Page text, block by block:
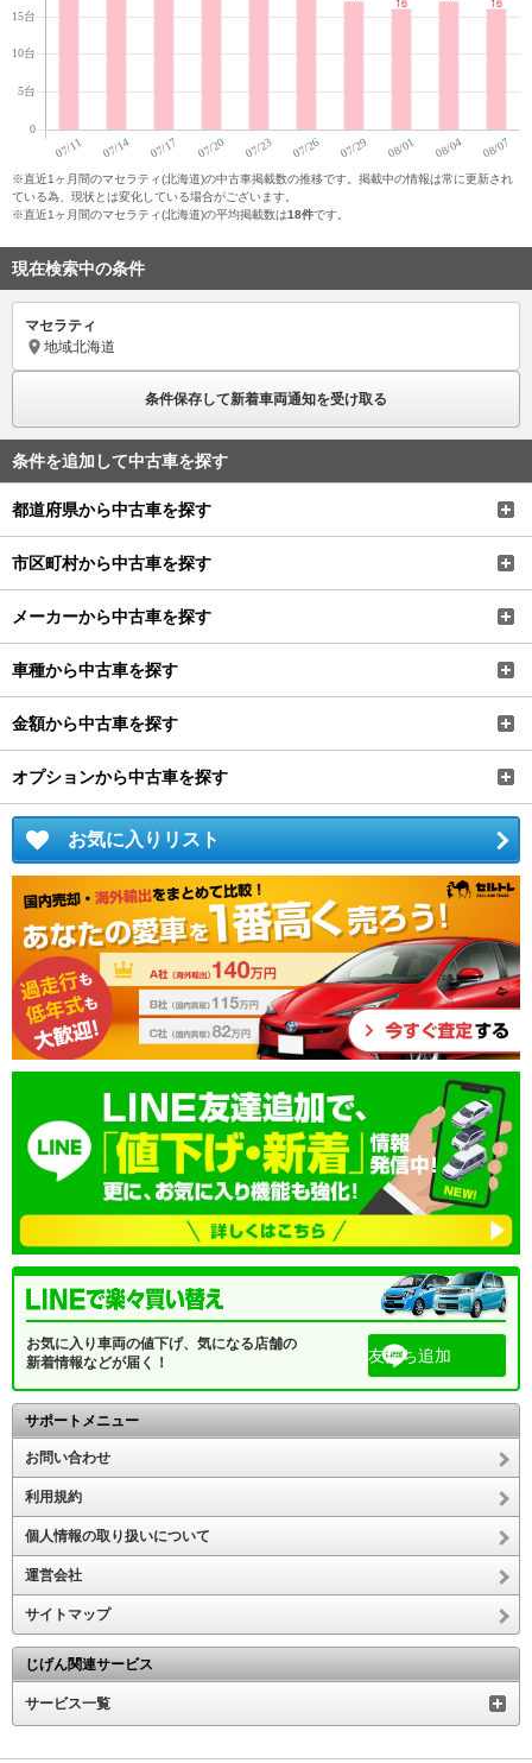
※直近1ヶ月間のマセラティ(北海道)の中古車掲載数の推移です。掲載中の情報は常に更新され
ている為、現状とは変化している場合がございます。
※直近1ヶ月間のマセラティ(北海道)の平均掲載数は18件です。
現在検索中の条件
マセラティ
地域北海道
条件保存して新着車両通知を受け取る
条件を追加して中古車を探す
都道府県から中古車を探す
市区町村から中古車を探す
メーカーから中古車を探す
車種から中古車を探す
金額から中古車を探す
オプションから中古車を探す
お気に入りリスト
お気に入り車両の値下げ、気になる店舗の
新着情報などが届く！
友だち追加
サポートメニュー
お問い合わせ
利用規約
個人情報の取り扱いについて
運営会社
サイトマップ
じげん関連サービス
サービス一覧